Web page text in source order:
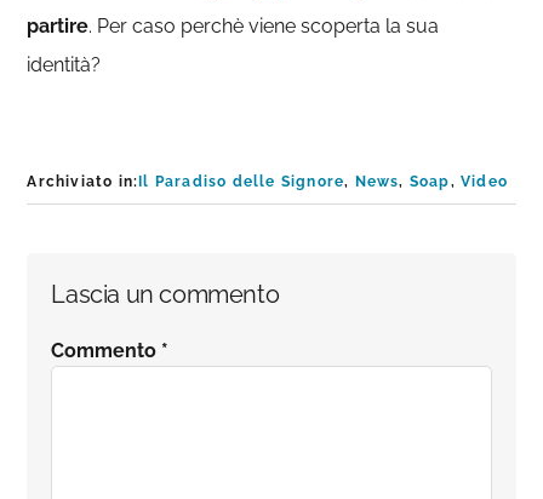
partire. Per caso perchè viene scoperta la sua
identità?
Archiviato in:Il Paradiso delle Signore, News, Soap,Video
Interazioni
del
Lascia un commento
Commento *